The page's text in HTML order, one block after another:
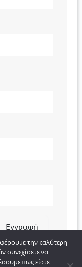
Εγγραφή
την καλύτερη
συνεχίσετε να
πως είστε